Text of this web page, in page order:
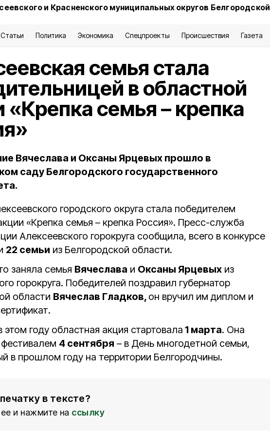
и Красненского муниципальных округов Белгородской
Статьи Политика Экономика Спецпроекты Происшествия Газета
семья стала
в областной
«Крепка семья – крепка
Вячеслава и Оксаны Ярцевых прошло в
саду Белгородского государственного
городского округа стала победителем
«Крепка семья – крепка Россия». Пресс-служба
Алексеевского горокруга сообщила, всего в конкурсе
22 семьи из Белгородской области.
заняла семья Вячеслава и Оксаны Ярцевых из
горокруга. Победителей поздравил губернатор
области Вячеслав Гладков, он вручил им диплом и
году областная акция стартовала 1 марта. Она
4 сентября – в День многодетной семьи,
в прошлом году на территории Белгородчины.
в тексте?
и нажмите на ссылку